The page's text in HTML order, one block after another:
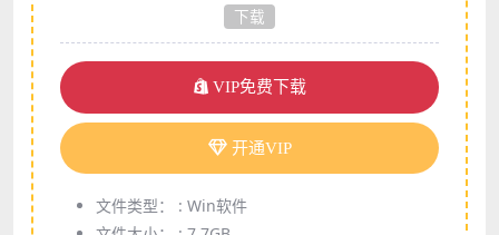
下载
VIP免费下载
开通VIP
文件类型： : Win软件